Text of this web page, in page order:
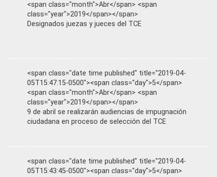
<span class="month">Abr</span> <span
class="year">2019</span></span>
Designados juezas y jueces del TCE
<span class="date time published" title="2019-04-
05T15:47:15-0500"><span class="day">5</span>
<span class="month">Abr</span> <span
class="year">2019</span></span>
9 de abril se realizarán audiencias de impugnación
ciudadana en proceso de selección del TCE
<span class="date time published" title="2019-04-
05T15:43:45-0500"><span class="day">5</span>